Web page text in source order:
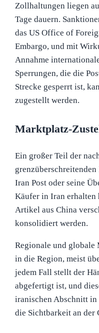
Zollhaltungen liegen
Tage dauern.
das US Office of
Embargo, und mit
Annahme
Sperrungen, die die
Strecke gesperrt ist,
zugestellt werden.
Marktplatz-
Ein großer Teil der
Iran Post oder seine
Käufer in Iran erhalten
Artikel aus China
konsolidiert werden.
Regionale und globale
in die Region, meist
jedem Fall stellt der
abgefertigt ist, und
iranischen Abschnitt
die Sichtbarkeit an der